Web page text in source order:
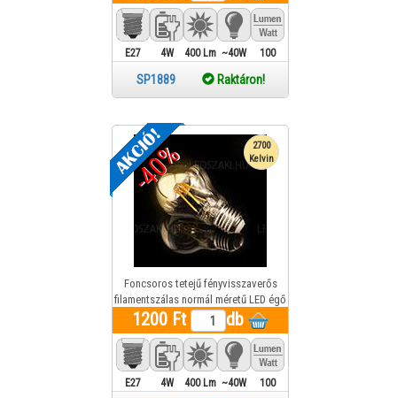
E27 4W 400 Lm ~40W 100
SP1889 Raktáron!
-40%
2700
Kelvin
Foncsoros tetejű fényvisszaverős
filamentszálas normál méretű LED égő
4W 400Lumen melegfehér (arany)
1200 Ft db
E27 4W 400 Lm ~40W 100